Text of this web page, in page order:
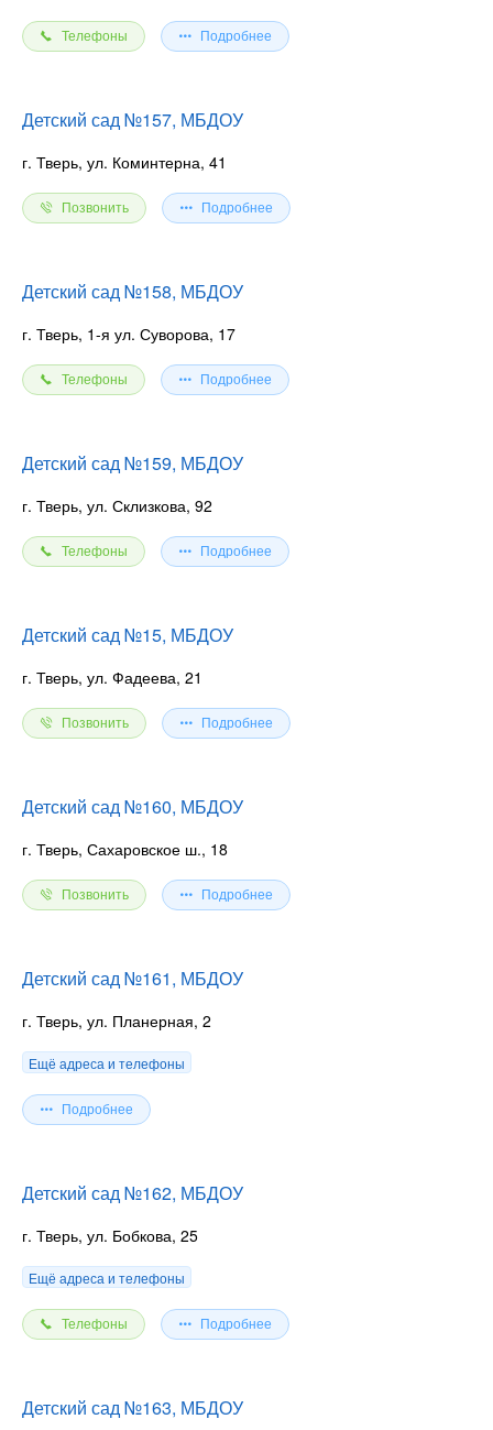
Телефоны Подробнее
Детский сад №157, МБДОУ
г. Тверь, ул. Коминтерна, 41
Позвонить Подробнее
Детский сад №158, МБДОУ
г. Тверь, 1-я ул. Суворова, 17
Телефоны Подробнее
Детский сад №159, МБДОУ
г. Тверь, ул. Склизкова, 92
Телефоны Подробнее
Детский сад №15, МБДОУ
г. Тверь, ул. Фадеева, 21
Позвонить Подробнее
Детский сад №160, МБДОУ
г. Тверь, Сахаровское ш., 18
Позвонить Подробнее
Детский сад №161, МБДОУ
г. Тверь, ул. Планерная, 2
Ещё адреса и телефоны
Подробнее
Детский сад №162, МБДОУ
г. Тверь, ул. Бобкова, 25
Ещё адреса и телефоны
Телефоны Подробнее
Детский сад №163, МБДОУ